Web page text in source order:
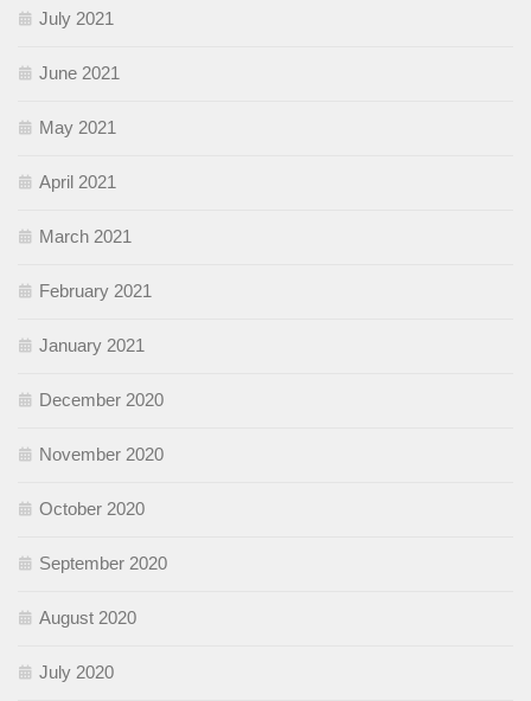
July 2021
June 2021
May 2021
April 2021
March 2021
February 2021
January 2021
December 2020
November 2020
October 2020
September 2020
August 2020
July 2020